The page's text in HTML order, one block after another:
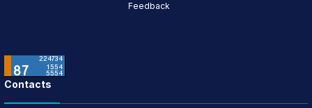
Feedback
Contacts